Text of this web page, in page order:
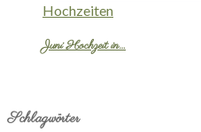
Hochzeiten
Juni Hochzeit in…
Schlagwörter